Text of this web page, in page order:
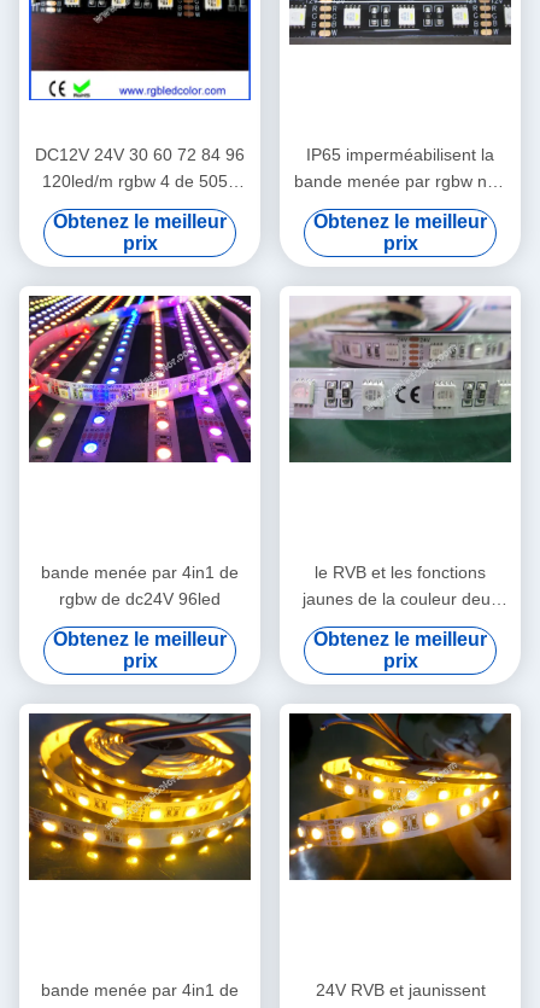
DC12V 24V 30 60 72 84 96
120led/m rgbw 4 de 5050
smd dans 1 bande menée
Obtenez le meilleur
prix
IP65 imperméabilisent la
bande menée par rgbw noir
de carte PCB
Obtenez le meilleur
prix
bande menée par 4in1 de
rgbw de dc24V 96led
Obtenez le meilleur
prix
le RVB et les fonctions
jaunes de la couleur deux
dans un dépouille
Obtenez le meilleur
prix
bande menée par 4in1 de
24V RVB et jaunissent